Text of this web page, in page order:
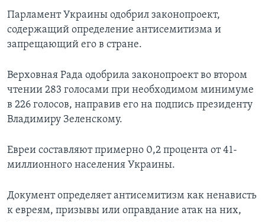
Парламент Украины одобрил законопроект,
содержащий определение антисемитизма и
запрещающий его в стране.
Верховная Рада одобрила законопроект во втором
чтении 283 голосами при необходимом минимуме
в 226 голосов, направив его на подпись президенту
Владимиру Зеленскому.
Евреи составляют примерно 0,2 процента от 41-
миллионного населения Украины.
Документ определяет антисемитизм как ненависть
к евреям, призывы или оправдание атак на них,